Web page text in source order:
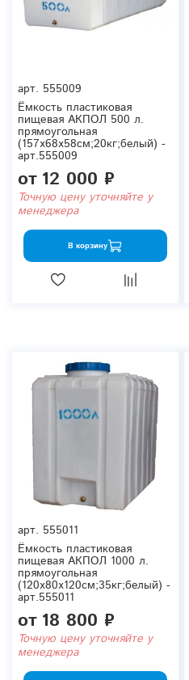
арт. 555009
Ёмкость пластиковая
пищевая АКПОЛ 500 л.
прямоугольная
(157x68x58см;20кг;белый) -
арт.555009
от 12 000 ₽
Точную цену уточняйте у
менеджера
В корзину
арт. 555011
Ёмкость пластиковая
пищевая АКПОЛ 1000 л.
прямоугольная
(120x80x120см;35кг;белый) -
арт.555011
от 18 800 ₽
Точную цену уточняйте у
менеджера